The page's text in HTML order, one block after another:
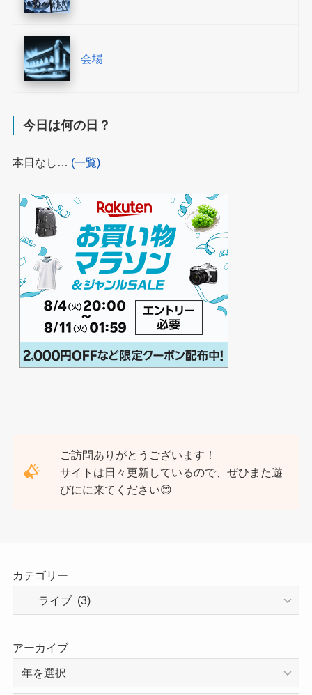
会場
今日は何の日？
本日なし… (一覧)
ご訪問ありがとうございます！
サイトは日々更新しているので、ぜひまた遊
びにに来てください😊
カテゴリー
アーカイブ